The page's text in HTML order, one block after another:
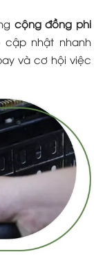
cộng đồng phi
cập nhật nhanh
và cơ hội việc